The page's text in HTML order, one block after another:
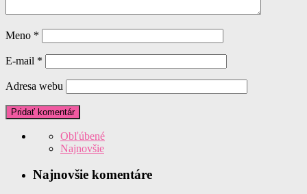
Meno *
E-mail *
Adresa webu
Obľúbené
Najnovšie
Najnovšie komentáre